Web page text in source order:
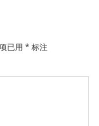
已用 * 标注